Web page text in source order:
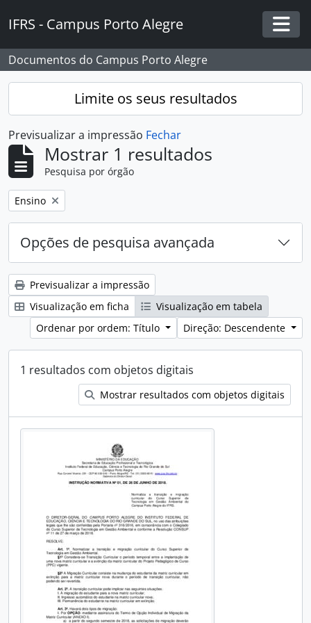
IFRS - Campus Porto Alegre
Documentos do Campus Porto Alegre
Limite os seus resultados
Previsualizar a impressão Fechar
Mostrar 1 resultados
Pesquisa por órgão
Remover filtro:
Ensino
Opções de pesquisa avançada
Previsualizar a impressão
Visualização em ficha
Visualização em tabela
Ordenar por ordem: Título
Direção: Descendente
1 resultados com objetos digitais
Mostrar resultados com objetos digitais